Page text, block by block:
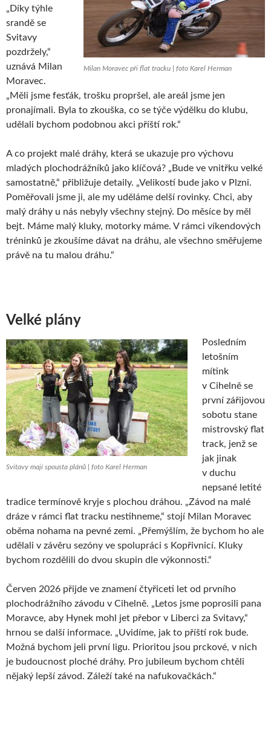
Milan Moravec při flat tracku | foto Karel Herman
„Díky týhle
srandě se
Svitavy
pozdržely,“
uznává Milan
Moravec.
„Měli jsme fesťák, trošku propršel, ale areál jsme jen
pronajímali. Byla to zkouška, co se týče výdělku do klubu,
udělali bychom podobnou akci příští rok.“
A co projekt malé dráhy, která se ukazuje pro výchovu
mladých plochodrážníků jako klíčová? „Bude ve vnitřku velké
samostatně,“ přibližuje detaily. „Velikostí bude jako v Plzni.
Poměřovali jsme ji, ale my uděláme delší rovinky. Chci, aby
malý dráhy u nás nebyly všechny stejný. Do měsíce by měl
bejt. Máme malý kluky, motorky máme. V rámci víkendových
tréninků je zkoušíme dávat na dráhu, ale všechno směřujeme
právě na tu malou dráhu.“
Velké plány
Svitavy mají spousta plánů | foto Karel Herman
Posledním
letošním
mítink
v Cihelně se
první zářijovou
sobotu stane
mistrovský flat
track, jenž se
jak jinak
v duchu
nepsané letité
tradice termínově kryje s plochou dráhou. „Závod na malé
dráze v rámci flat tracku nestihneme,“ stojí Milan Moravec
oběma nohama na pevné zemi. „Přemýšlím, že bychom ho ale
udělali v závěru sezóny ve spolupráci s Kopřivnicí. Kluky
bychom rozdělili do dvou skupin dle výkonnosti.“
Červen 2026 přijde ve znamení čtyřiceti let od prvního
plochodrážního závodu v Cihelně. „Letos jsme poprosili pana
Moravce, aby Hynek mohl jet přebor v Liberci za Svitavy,“
hrnou se další informace. „Uvidíme, jak to příští rok bude.
Možná bychom jeli první ligu. Prioritou jsou prckové, v nich
je budoucnost ploché dráhy. Pro jubileum bychom chtěli
nějaký lepší závod. Záleží také na nafukovačkách.“